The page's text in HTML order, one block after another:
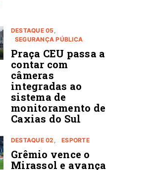
DESTAQUE 05
SEGURANÇA PÚBLICA
Praça CEU passa a
contar com
câmeras
integradas ao
sistema de
monitoramento de
Caxias do Sul
DESTAQUE 02 ESPORTE
Grêmio vence o
Mirassol e avança